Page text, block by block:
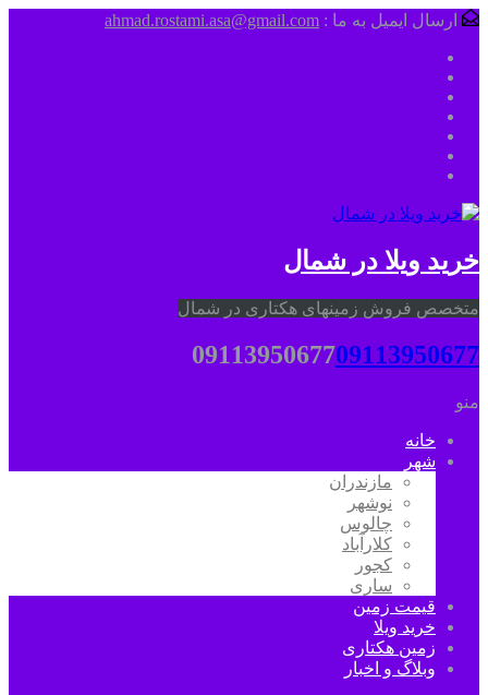
ارسال ایمیل به ما : ahmad.rostami.asa@gmail.com
خرید ویلا در شمال
متخصص فروش زمینهای هکتاری در شمال
0911395067709113950677
منو
خانه
شهر
مازندران
نوشهر
چالوس
کلارآباد
کجور
ساری
قیمت زمین
خرید ویلا
زمین هکتاری
وبلاگ و اخبار